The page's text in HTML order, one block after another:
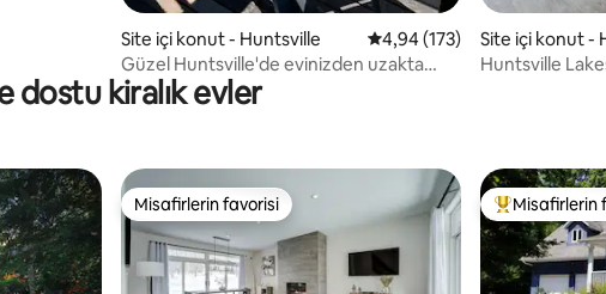
Site içi konut - Huntsville 5 üzerinden ortalama 4,94
4,94 (173)
Güzel Huntsville'de evinizden uzakta
eviniz!
Site içi konut -
Huntsville
dostu kiralık evler
Misafirlerin favorisi
Misafirlerin favorisi Misafirlerin
Misafirlerin